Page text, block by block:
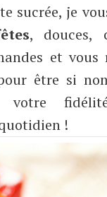
sucrée, je
, douces,
et vous
être si
votre
!